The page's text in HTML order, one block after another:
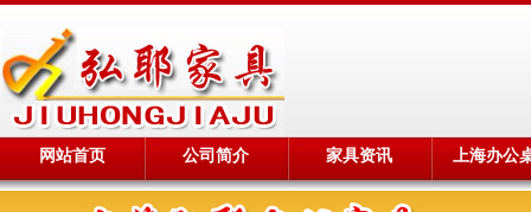
网站首页 公司简介 家具资讯 上海办公